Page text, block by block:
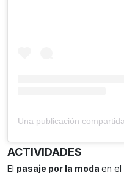
ACTIVIDADES
El pasaje por la moda en el